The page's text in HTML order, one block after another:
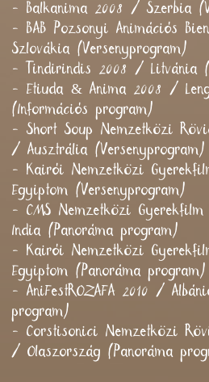
- Balkanima 2008 / Szerbia
- BAB Pozsonyi Animációs
Szlovákia (Versenyprogram)
- Tindirindis 2008 / Litvánia
- Etiuda & Anima 2008 /
(Információs program)
- Short Soup Nemzetközi
/ Ausztrália (Versenyprogram)
- Kairói Nemzetközi
Egyiptom (Versenyprogram)
- CMS Nemzetközi
India (Panoráma program)
- Kairói Nemzetközi
Egyiptom (Panoráma program)
- AniFestROZAFA 2010 /
program)
- Corstisonici Nemzetközi
/ Olaszország (Panoráma